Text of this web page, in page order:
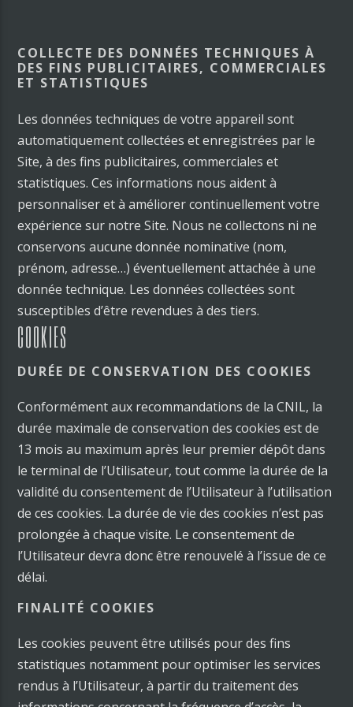
COLLECTE DES DONNÉES TECHNIQUES À
DES FINS PUBLICITAIRES, COMMERCIALES
ET STATISTIQUES
Les données techniques de votre appareil sont
automatiquement collectées et enregistrées par le
Site, à des fins publicitaires, commerciales et
statistiques. Ces informations nous aident à
personnaliser et à améliorer continuellement votre
expérience sur notre Site. Nous ne collectons ni ne
conservons aucune donnée nominative (nom,
prénom, adresse…) éventuellement attachée à une
donnée technique. Les données collectées sont
susceptibles d’être revendues à des tiers.
COOKIES
DURÉE DE CONSERVATION DES COOKIES
Conformément aux recommandations de la CNIL, la
durée maximale de conservation des cookies est de
13 mois au maximum après leur premier dépôt dans
le terminal de l’Utilisateur, tout comme la durée de la
validité du consentement de l’Utilisateur à l’utilisation
de ces cookies. La durée de vie des cookies n’est pas
prolongée à chaque visite. Le consentement de
l’Utilisateur devra donc être renouvelé à l’issue de ce
délai.
FINALITÉ COOKIES
Les cookies peuvent être utilisés pour des fins
statistiques notamment pour optimiser les services
rendus à l’Utilisateur, à partir du traitement des